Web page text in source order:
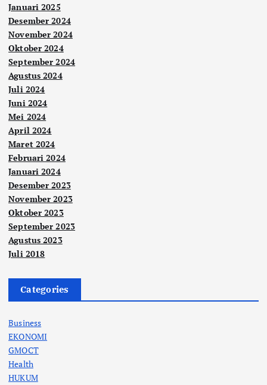
Januari 2025
Desember 2024
November 2024
Oktober 2024
September 2024
Agustus 2024
Juli 2024
Juni 2024
Mei 2024
April 2024
Maret 2024
Februari 2024
Januari 2024
Desember 2023
November 2023
Oktober 2023
September 2023
Agustus 2023
Juli 2018
Categories
Business
EKONOMI
GMOCT
Health
HUKUM